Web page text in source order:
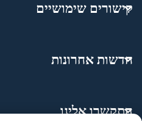
קישורים שימושיים
חדשות אחרונות
התקשרו אלינו